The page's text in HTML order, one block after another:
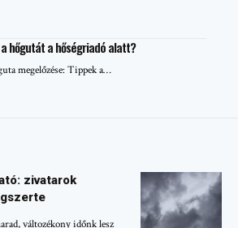
hőgutát a hőségriadó alatt?
megelőzése: Tippek a…
zivatarok
változékony időnk lesz